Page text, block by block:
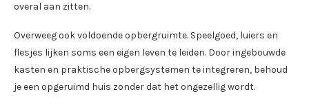
overal aan zitten.
Overweeg ook voldoende opbergruimte. Speelgoed, luiers en
flesjes lijken soms een eigen leven te leiden. Door ingebouwde
kasten en praktische opbergsystemen te integreren, behoud
je een opgeruimd huis zonder dat het ongezellig wordt.